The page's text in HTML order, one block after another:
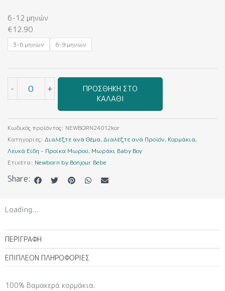
6-12 μηνών
€12.90
3-6 μηνών 6-9 μηνών
- +
ΠΡΟΣΘΉΚΗ ΣΤΟ
ΚΑΛΆΘΙ
Κωδικός προϊόντος: NEWBORN24012kor
Κατηγορίες: Διαλέξτε ανά Θέμα,Διαλέξτε ανά Προϊόν, Κορμάκια,
Λευκά Είδη - Προίκα Μωρού, Μωράκι Baby Boy
Ετικέτα: Newborn by Bonjour Bebe
Share:
Loading...
ΠΕΡΙΓΡΑΦΉ
ΕΠΙΠΛΈΟΝ ΠΛΗΡΟΦΟΡΊΕΣ
100% Βαμακερά κορμάκια.